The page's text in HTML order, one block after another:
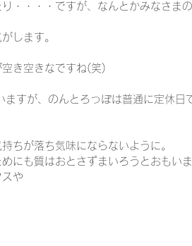
リング
ロゼワイン トスカーナ ワイ
・・・・ですが、なんとかみなさま
します。
き空きなですね(笑)
すが、のんとろっぽは普通に定休日
ちが落ち気味にならないように。
にも質はおとさずまいろうとおもいま
や